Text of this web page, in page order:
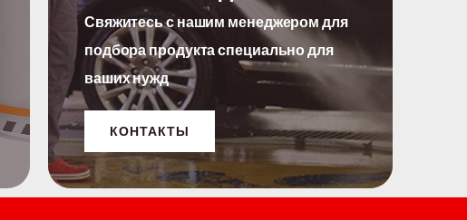
Свяжитесь с нашим менеджером для
подбора продукта специально для
ваших нужд
КОНТАКТЫ